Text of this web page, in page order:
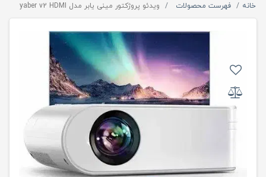
خانه فهرست محصولات ویدئو پروژکتور مینی یابر مدل yaber v2 HDMI